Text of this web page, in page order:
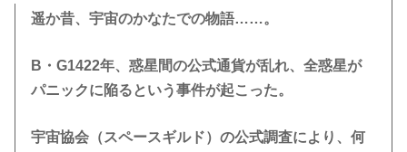
・2014年12月18日（３DS版：【セガ3D復刻アーカイブス】に収
・2015年12月23日（３DS版：【セガ3D復刻アーカイブス2】に
・2019年11月28日（NSW版：アーケードアーカイブスで配信）
遥か昔、宇宙のかなたでの物語……。
B・G1422年、惑星間の公式通貨が乱れ、全惑星が
パニックに陥るという事件が起こった。
宇宙協会（スペースギルド）の公式調査により、何